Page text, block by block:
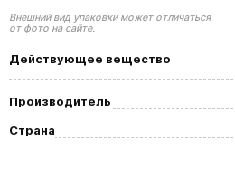
Внешний вид упаковки может отличаться
от фото на сайте.
Действующее вещество
Производитель
Страна